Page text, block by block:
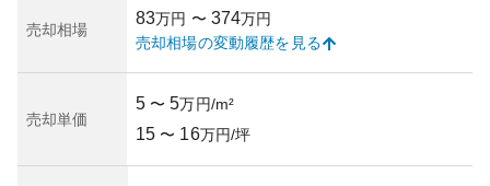
売却相場
83万円 〜 374万円
売却相場の変動履歴を見る
売却単価
5 〜 5万円/m²
15 〜 16万円/坪